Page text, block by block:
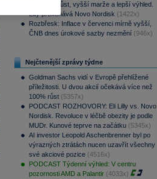
Rychlejší růst, vyšší marže a lepší výhled.
Lilly překonává Novo Nordisk (1422x)
Rozbřesk: Inflace v červenci mírně vyšší,
ČNB dnes úrokové sazby nezmění (946x)
Nejčtenější zprávy týdne
Goldman Sachs vidí v Evropě přehlížené
příležitosti. U dvou akcií očekává více než
100% růst (5357x)
PODCAST ROZHOVORY: Eli Lilly vs. Novo
Nordisk. Revoluce v léčbě obezity je podle
MUDr. Kunové teprve na začátku (5345x)
AI investor Leopold Aschenbrenner byl po
výrazných ztrátách nucen uzavřít všechny
své akciové pozice (4516x)
PODCAST Týdenní výhled: V centru
pozornosti AMD a Palantir (4033x)